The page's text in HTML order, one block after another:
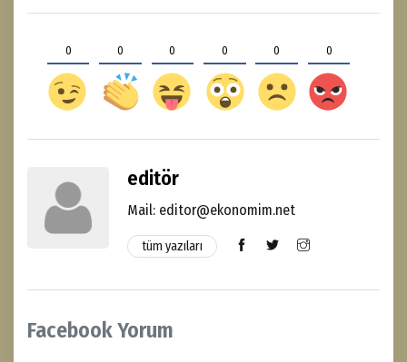
0 0 0 0 0 0
editör
Mail: editor@ekonomim.net
tüm yazıları
Facebook Yorum